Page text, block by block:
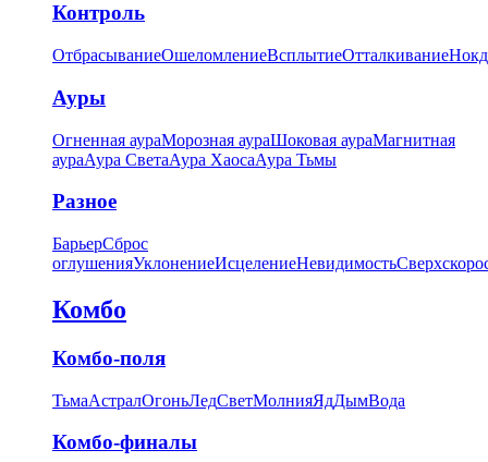
Контроль
ОтбрасываниеОшеломлениеВсплытиеОтталкивание
Ауры
Огненная аураМорозная аураШоковая аураМагнитная
аураАура СветаАура ХаосаАура Тьмы
Разное
БарьерСброс
оглушенияУклонениеИсцелениеНевидимость
Комбо
Комбо-поля
ТьмаАстралОгоньЛедСветМолнияЯдДымВода
Комбо-финалы